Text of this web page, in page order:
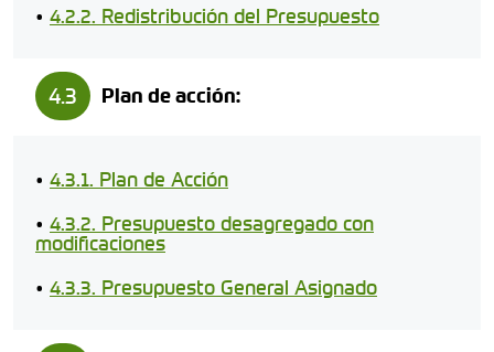
• 4.2.2. Redistribución del Presupuesto
4.3 Plan de acción:
• 4.3.1. Plan de Acción
• 4.3.2. Presupuesto desagregado con
modificaciones
• 4.3.3. Presupuesto General Asignado